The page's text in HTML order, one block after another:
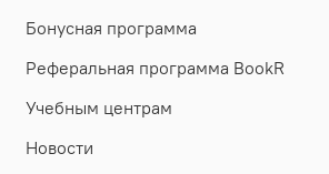
Бонусная программа
Реферальная программа BookR
Учебным центрам
Новости